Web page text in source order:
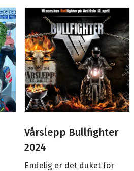
Vårslepp Bullfighter
2024
Endelig er det duket for